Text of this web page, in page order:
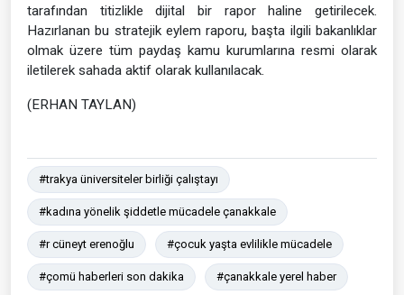
tarafından titizlikle dijital bir rapor haline getirilecek.
Hazırlanan bu stratejik eylem raporu, başta ilgili bakanlıklar
olmak üzere tüm paydaş kamu kurumlarına resmi olarak
iletilerek sahada aktif olarak kullanılacak.
(ERHAN TAYLAN)
#trakya üniversiteler birliği çalıştayı
#kadına yönelik şiddetle mücadele çanakkale
#r cüneyt erenoğlu #çocuk yaşta evlilikle mücadele
#çomü haberleri son dakika #çanakkale yerel haber